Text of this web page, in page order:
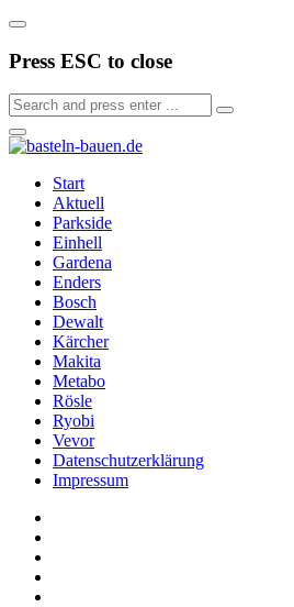
Press ESC to close
Start
Aktuell
Parkside
Einhell
Gardena
Enders
Bosch
Dewalt
Kärcher
Makita
Metabo
Rösle
Ryobi
Vevor
Datenschutzerklärung
Impressum